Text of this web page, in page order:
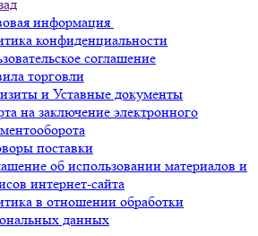
информация
конфиденциальности
соглашение
торговли
и Уставные документы
на заключение электронного
поставки
об использовании материалов и
интернет-сайта
в отношении обработки
данных